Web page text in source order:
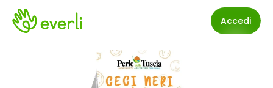
Accedi